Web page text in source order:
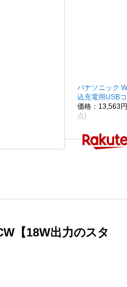
パナソニック
込充電用USB
価格：13,563
点)
【18W出力のスタ